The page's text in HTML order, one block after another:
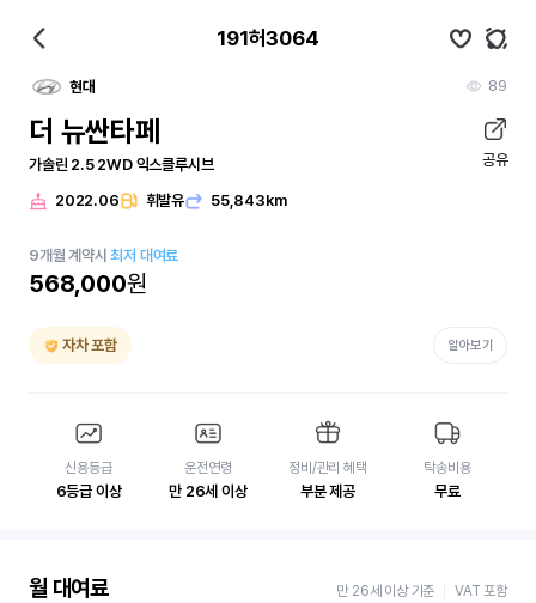
191허3064
현대 89
더 뉴싼타페
가솔린 2.5 2WD 익스클루시브 공유
2022.06 휘발유 55,843km
9개월 계약시최저 대여료
568,000원
자차 포함 알아보기
신용등급
6등급 이상
운전연령
만 26세 이상
정비/관리 혜택
부분 제공
탁송비용
무료
월 대여료 만 26세 이상 기준 VAT 포함